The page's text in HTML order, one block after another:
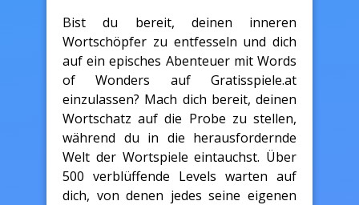
Bist du bereit, deinen inneren
Wortschöpfer zu entfesseln und dich
auf ein episches Abenteuer mit Words
of Wonders auf Gratisspiele.at
einzulassen? Mach dich bereit, deinen
Wortschatz auf die Probe zu stellen,
während du in die herausfordernde
Welt der Wortspiele eintauchst. Über
500 verblüffende Levels warten auf
dich, von denen jedes seine eigenen